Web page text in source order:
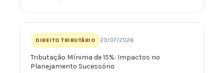
DIREITO TRIBUTÁRIO 23/07/2026
Tributação Mínima de 15%: Impactos no
Planejamento Sucessório